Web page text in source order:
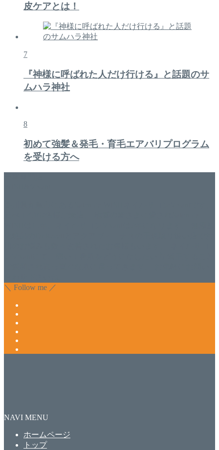
皮ケアとは！
7
『神様に呼ばれた人だけ行ける』と話題のサ
ムハラ神社
8
初めて強髪＆発毛・育毛エアバリプログラム
を受ける方へ
＼ Follow me ／
NAVI MENU
ホームページ
トップ